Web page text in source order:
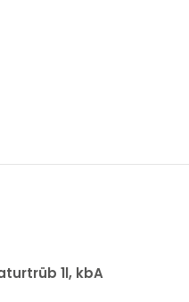
1l, kbA